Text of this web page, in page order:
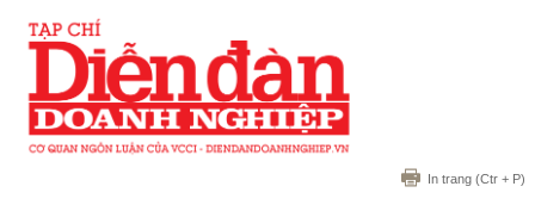
In trang (Ctr + P)